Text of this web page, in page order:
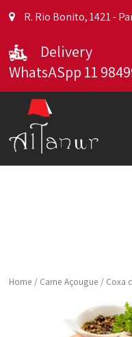
R. Rio Bonito, 1421 -
Delivery
WhatsASpp 11
Home / Carne Açougue / Coxa